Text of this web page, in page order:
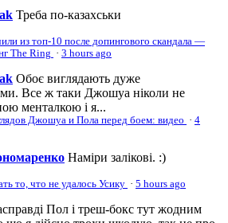
Треба по-казахськи
из топ-10 после допингового скандала —
The Ring · 3 hours ago
Обоє виглядають дуже
Все ж таки Джошуа ніколи не
менталкою і я...
Джошуа и Пола перед боем: видео · 4
Наміри залікові. :)
то, что не удалось Усику · 5 hours ago
Пол і треш-бокс тут жодним